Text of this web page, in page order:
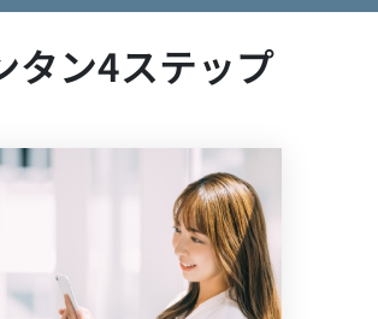
タン4ステップ